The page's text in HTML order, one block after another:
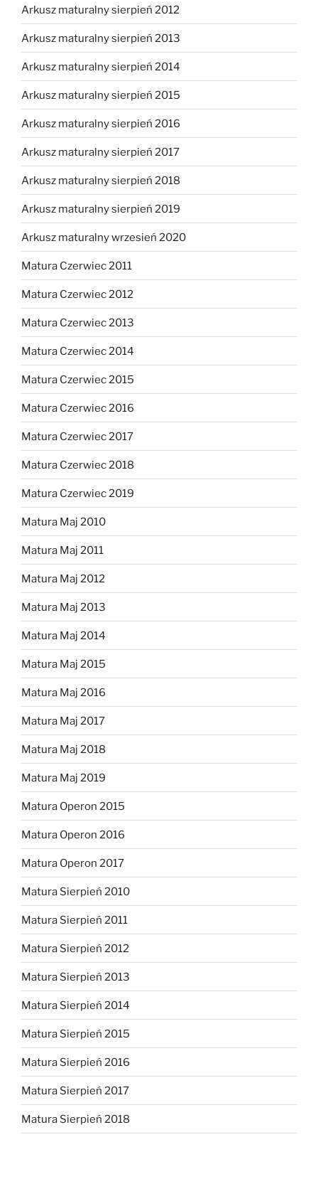
Arkusz maturalny sierpień 2012
Arkusz maturalny sierpień 2013
Arkusz maturalny sierpień 2014
Arkusz maturalny sierpień 2015
Arkusz maturalny sierpień 2016
Arkusz maturalny sierpień 2017
Arkusz maturalny sierpień 2018
Arkusz maturalny sierpień 2019
Arkusz maturalny wrzesień 2020
Matura Czerwiec 2011
Matura Czerwiec 2012
Matura Czerwiec 2013
Matura Czerwiec 2014
Matura Czerwiec 2015
Matura Czerwiec 2016
Matura Czerwiec 2017
Matura Czerwiec 2018
Matura Czerwiec 2019
Matura Maj 2010
Matura Maj 2011
Matura Maj 2012
Matura Maj 2013
Matura Maj 2014
Matura Maj 2015
Matura Maj 2016
Matura Maj 2017
Matura Maj 2018
Matura Maj 2019
Matura Operon 2015
Matura Operon 2016
Matura Operon 2017
Matura Sierpień 2010
Matura Sierpień 2011
Matura Sierpień 2012
Matura Sierpień 2013
Matura Sierpień 2014
Matura Sierpień 2015
Matura Sierpień 2016
Matura Sierpień 2017
Matura Sierpień 2018